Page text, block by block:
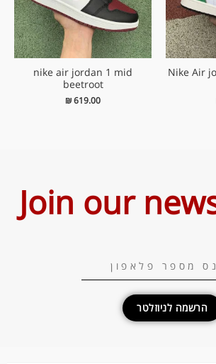
Nike Air
nike air jordan 1 mid
beetroot
₪619.00
Join our
הרשמה לניוזלטר